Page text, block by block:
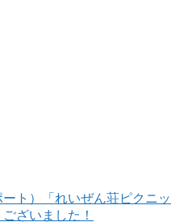
ート）「れいぜん荘ピクニ
ざいました！